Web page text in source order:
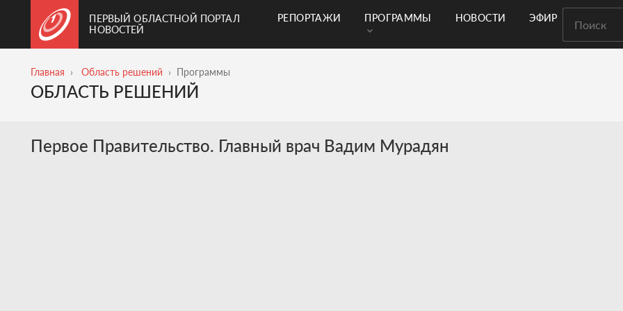
ПЕРВЫЙ ОБЛАСТНОЙ ПОРТАЛ
НОВОСТЕЙ
РЕПОРТАЖИ ПРОГРАММЫ НОВОСТИ ЭФИР
Главная Область решений Программы
ОБЛАСТЬ РЕШЕНИЙ
Первое Правительство. Главный врач Вадим Мурадян